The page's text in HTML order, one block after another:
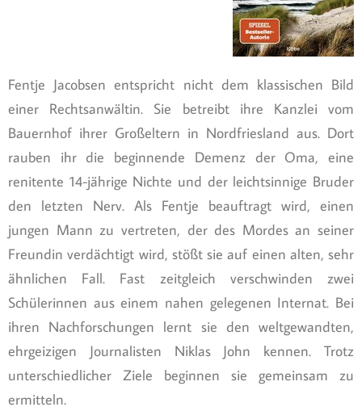
Fentje Jacobsen entspricht nicht dem klassischen Bild
einer Rechtsanwältin. Sie betreibt ihre Kanzlei vom
Bauernhof ihrer Großeltern in Nordfriesland aus. Dort
rauben ihr die beginnende Demenz der Oma, eine
renitente 14-jährige Nichte und der leichtsinnige Bruder
den letzten Nerv. Als Fentje beauftragt wird, einen
jungen Mann zu vertreten, der des Mordes an seiner
Freundin verdächtigt wird, stößt sie auf einen alten, sehr
ähnlichen Fall. Fast zeitgleich verschwinden zwei
Schülerinnen aus einem nahen gelegenen Internat. Bei
ihren Nachforschungen lernt sie den weltgewandten,
ehrgeizigen Journalisten Niklas John kennen. Trotz
unterschiedlicher Ziele beginnen sie gemeinsam zu
ermitteln.